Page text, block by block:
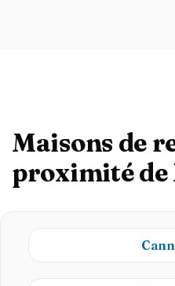
Maisons de
proximité de